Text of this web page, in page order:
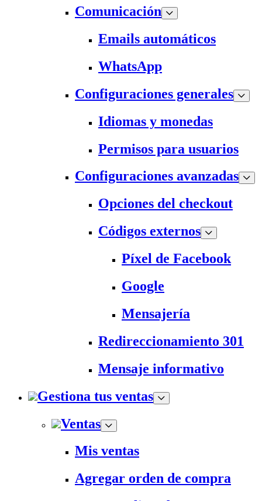
Comunicación
Emails automáticos
WhatsApp
Configuraciones generales
Idiomas y monedas
Permisos para usuarios
Configuraciones avanzadas
Opciones del checkout
Códigos externos
Píxel de Facebook
Google
Mensajería
Redireccionamiento 301
Mensaje informativo
Gestiona tus ventas
Ventas
Mis ventas
Agregar orden de compra